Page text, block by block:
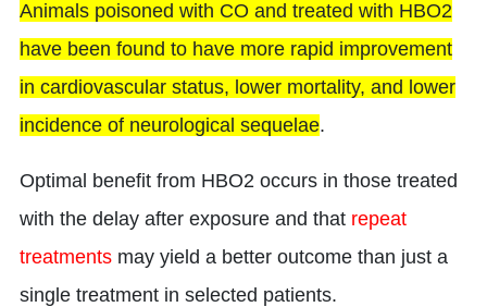
Animals poisoned with CO and treated with HBO2
have been found to have more rapid improvement
in cardiovascular status, lower mortality, and lower
incidence of neurological sequelae.
Optimal benefit from HBO2 occurs in those treated
with the delay after exposure and that repeat
treatments may yield a better outcome than just a
single treatment in selected patients.